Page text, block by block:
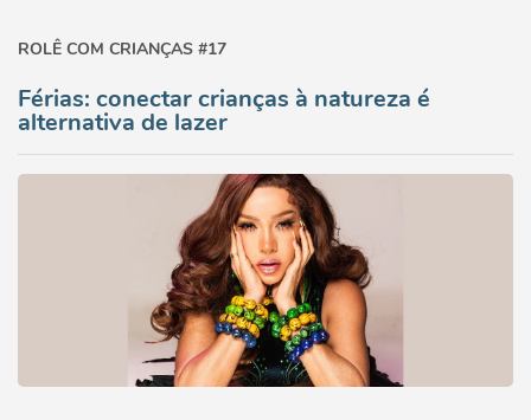
ROLÊ COM CRIANÇAS #17
Férias: conectar crianças à natureza é
alternativa de lazer